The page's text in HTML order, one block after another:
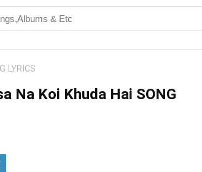
LYRICS
Na Koi Khuda Hai SONG